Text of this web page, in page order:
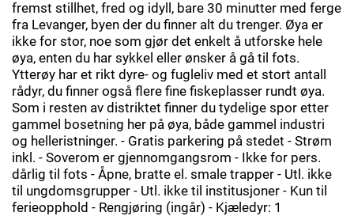
fremst stillhet, fred og idyll, bare 30 minutter med ferge
fra Levanger, byen der du finner alt du trenger. Øya er
ikke for stor, noe som gjør det enkelt å utforske hele
øya, enten du har sykkel eller ønsker å gå til fots.
Ytterøy har et rikt dyre- og fugleliv med et stort antall
rådyr, du finner også flere fine fiskeplasser rundt øya.
Som i resten av distriktet finner du tydelige spor etter
gammel bosetning her på øya, både gammel industri
og helleristninger. - Gratis parkering på stedet - Strøm
inkl. - Soverom er gjennomgangsrom - Ikke for pers.
dårlig til fots - Åpne, bratte el. smale trapper - Utl. ikke
til ungdomsgrupper - Utl. ikke til institusjoner - Kun til
ferieopphold - Rengjøring (ingår) - Kjæledyr: 1